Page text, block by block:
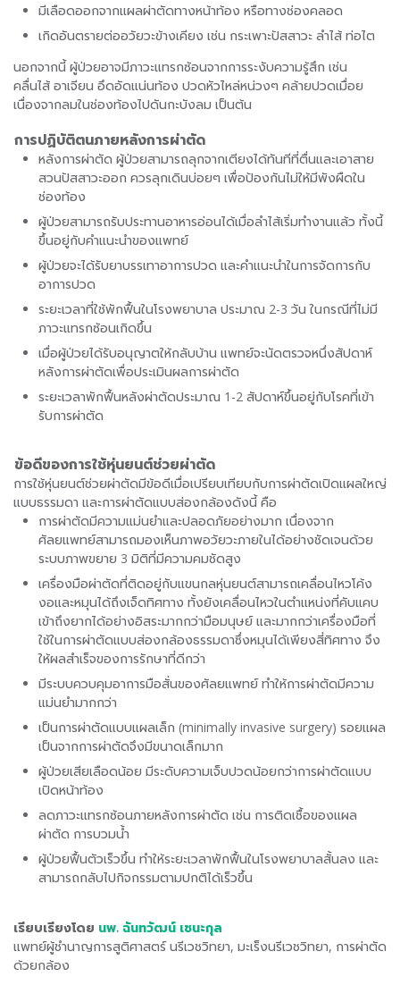
มีเลือดออกจากแผลผ่าตัดทางหน้าท้อง หรือทางช่องคลอด
เกิดอันตรายต่ออวัยวะข้างเคียง เช่น กระเพาะปัสสาวะ ลำไส้ ท่อไต
นอกจากนี้ ผู้ป่วยอาจมีภาวะแทรกซ้อนจากการระงับความรู้สึก เช่น
คลื่นไส้ อาเจียน อึดอัดแน่นท้อง ปวดหัวไหล่หน่วงๆ คล้ายปวดเมื่อย
เนื่องจากลมในช่องท้องไปดันกะบังลม เป็นต้น
การปฏิบัติตนภายหลังการผ่าตัด
หลังการผ่าตัด ผู้ป่วยสามารถลุกจากเตียงได้ทันทีที่ตื่นและเอาสาย
สวนปัสสาวะออก ควรลุกเดินบ่อยๆ เพื่อป้องกันไม่ให้มีพังผืดใน
ช่องท้อง
ผู้ป่วยสามารถรับประทานอาหารอ่อนได้เมื่อลำไส้เริ่มทำงานแล้ว ทั้งนี้
ขึ้นอยู่กับคำแนะนำของแพทย์
ผู้ป่วยจะได้รับยาบรรเทาอาการปวด และคำแนะนำในการจัดการกับ
อาการปวด
ระยะเวลาที่ใช้พักฟื้นในโรงพยาบาล ประมาณ 2-3 วัน ในกรณีที่ไม่มี
ภาวะแทรกซ้อนเกิดขึ้น
เมื่อผู้ป่วยได้รับอนุญาตให้กลับบ้าน แพทย์จะนัดตรวจหนึ่งสัปดาห์
หลังการผ่าตัดเพื่อประเมินผลการผ่าตัด
ระยะเวลาพักฟื้นหลังผ่าตัดประมาณ 1-2 สัปดาห์ขึ้นอยู่กับโรคที่เข้า
รับการผ่าตัด
ข้อดีของการใช้หุ่นยนต์ช่วยผ่าตัด
การใช้หุ่นยนต์ช่วยผ่าตัดมีข้อดีเมื่อเปรียบเทียบกับการผ่าตัดเปิดแผลใหญ่
แบบธรรมดา และการผ่าตัดแบบส่องกล้องดังนี้ คือ
การผ่าตัดมีความแม่นยำและปลอดภัยอย่างมาก เนื่องจาก
ศัลยแพทย์สามารถมองเห็นภาพอวัยวะภายในได้อย่างชัดเจนด้วย
ระบบภาพขยาย 3 มิติที่มีความคมชัดสูง
เครื่องมือผ่าตัดที่ติดอยู่กับแขนกลหุ่นยนต์สามารถเคลื่อนไหวโค้ง
งอและหมุนได้ถึงเจ็ดทิศทาง ทั้งยังเคลื่อนไหวในตำแหน่งที่คับแคบ
เข้าถึงยากได้อย่างอิสระมากกว่ามือมนุษย์ และมากกว่าเครื่องมือที่
ใช้ในการผ่าตัดแบบส่องกล้องธรรมดาซึ่งหมุนได้เพียงสี่ทิศทาง จึง
ให้ผลสำเร็จของการรักษาที่ดีกว่า
มีระบบควบคุมอาการมือสั่นของศัลยแพทย์ ทำให้การผ่าตัดมีความ
แม่นยำมากกว่า
เป็นการผ่าตัดแบบแผลเล็ก (minimally invasive surgery) รอยแผล
เป็นจากการผ่าตัดจึงมีขนาดเล็กมาก
ผู้ป่วยเสียเลือดน้อย มีระดับความเจ็บปวดน้อยกว่าการผ่าตัดแบบ
เปิดหน้าท้อง
ลดภาวะแทรกซ้อนภายหลังการผ่าตัด เช่น การติดเชื้อของแผล
ผ่าตัด การบวมน้ำ
ผู้ป่วยฟื้นตัวเร็วขึ้น ทำให้ระยะเวลาพักฟื้นในโรงพยาบาลสั้นลง และ
สามารถกลับไปกิจกรรมตามปกติได้เร็วขึ้น
เรียบเรียงโดย นพ. ฉันทวัฒน์ เชนะกุล
แพทย์ผู้ชำนาญการสูติศาสตร์ นรีเวชวิทยา, มะเร็งนรีเวชวิทยา, การผ่าตัด
ด้วยกล้อง